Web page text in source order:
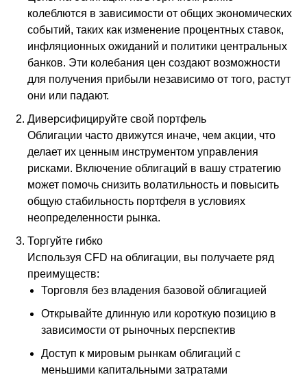
колеблются в зависимости от общих экономических
событий, таких как изменение процентных ставок,
инфляционных ожиданий и политики центральных
банков. Эти колебания цен создают возможности
для получения прибыли независимо от того, растут
они или падают.
Диверсифицируйте свой портфель
Облигации часто движутся иначе, чем акции, что
делает их ценным инструментом управления
рисками. Включение облигаций в вашу стратегию
может помочь снизить волатильность и повысить
общую стабильность портфеля в условиях
неопределенности рынка.
Торгуйте гибко
Используя CFD на облигации, вы получаете ряд
преимуществ:
Торговля без владения базовой облигацией
Открывайте длинную или короткую позицию в
зависимости от рыночных перспектив
Доступ к мировым рынкам облигаций с
меньшими капитальными затратами